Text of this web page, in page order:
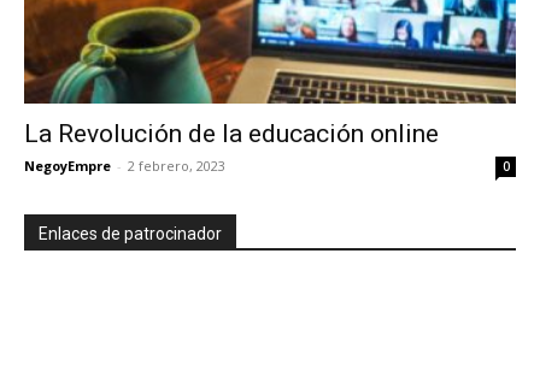
La Revolución de la educación online
NegoyEmpre - 2 febrero, 2023 0
Enlaces de patrocinador